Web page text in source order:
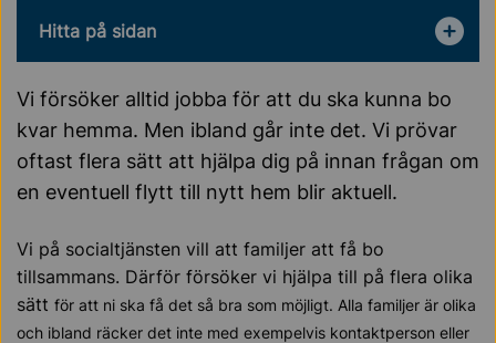
Hitta på sidan
Vi försöker alltid jobba för att du ska kunna bo
kvar hemma. Men ibland går inte det. Vi prövar
oftast flera sätt att hjälpa dig på innan frågan om
en eventuell flytt till nytt hem blir aktuell.
Vi på socialtjänsten vill att familjer att få bo
tillsammans. Därför försöker vi hjälpa till på flera olika
sätt för att ni ska få det så bra som möjligt. Alla familjer är olika
och ibland räcker det inte med exempelvis kontaktperson eller